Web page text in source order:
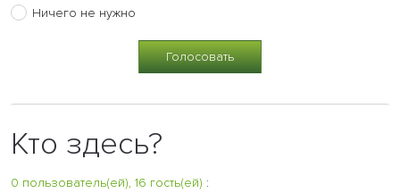
Ничего не нужно
Кто здесь?
0 пользователь(ей), 16 гость(ей) :